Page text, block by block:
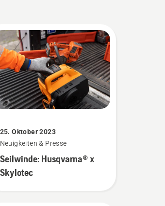
25. Oktober 2023
Neuigkeiten & Presse
Seilwinde: Husqvarna® x
Skylotec